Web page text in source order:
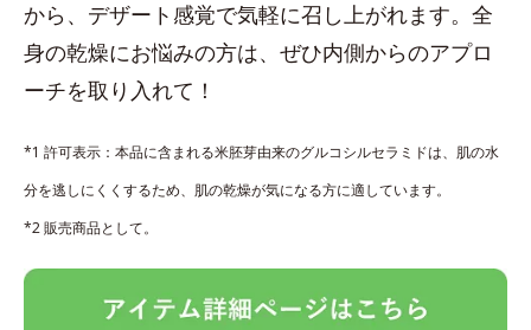
から、デザート感覚で気軽に召し上がれます。全
身の乾燥にお悩みの方は、ぜひ内側からのアプロ
ーチを取り入れて！
*1 許可表示：本品に含まれる米胚芽由来のグルコシルセラミドは、肌の水
分を逃しにくくするため、肌の乾燥が気になる方に適しています。
*2 販売商品として。